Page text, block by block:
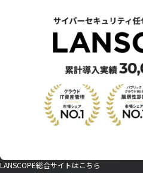
LANSCOPE総合サイトはこちら